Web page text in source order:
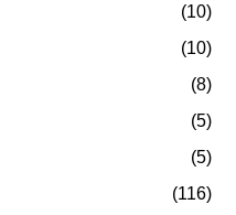
(10)
(10)
(8)
(5)
(5)
(116)